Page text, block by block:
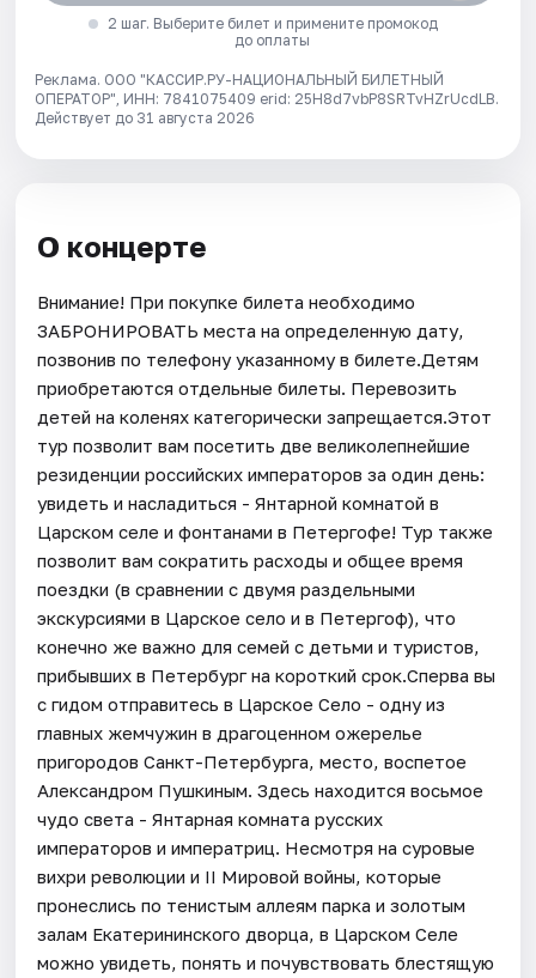
2 шаг. Выберите билет и примените промокод
до оплаты
Реклама. ООО "КАССИР.РУ-НАЦИОНАЛЬНЫЙ БИЛЕТНЫЙ
ОПЕРАТОР", ИНН: 7841075409 erid: 25H8d7vbP8SRTvHZrUcdLB.
Действует до 31 августа 2026
О концерте
Внимание! При покупке билета необходимо
ЗАБРОНИРОВАТЬ места на определенную дату,
позвонив по телефону указанному в билете.Детям
приобретаются отдельные билеты. Перевозить
детей на коленях категорически запрещается.Этот
тур позволит вам посетить две великолепнейшие
резиденции российских императоров за один день:
увидеть и насладиться - Янтарной комнатой в
Царском селе и фонтанами в Петергофе! Тур также
позволит вам сократить расходы и общее время
поездки (в сравнении с двумя раздельными
экскурсиями в Царское село и в Петергоф), что
конечно же важно для семей с детьми и туристов,
прибывших в Петербург на короткий срок.Сперва вы
с гидом отправитесь в Царское Село - одну из
главных жемчужин в драгоценном ожерелье
пригородов Санкт-Петербурга, место, воспетое
Александром Пушкиным. Здесь находится восьмое
чудо света - Янтарная комната русских
императоров и императриц. Несмотря на суровые
вихри революции и II Мировой войны, которые
пронеслись по тенистым аллеям парка и золотым
залам Екатерининского дворца, в Царском Селе
можно увидеть, понять и почувствовать блестящую